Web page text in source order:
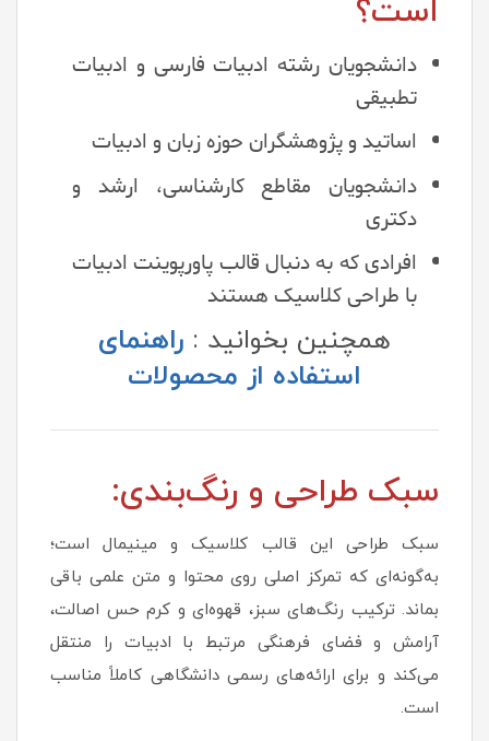
است؟
دانشجویان رشته ادبیات فارسی و ادبیات
تطبیقی
اساتید و پژوهشگران حوزه زبان و ادبیات
دانشجویان مقاطع کارشناسی، ارشد و
دکتری
افرادی که به دنبال قالب پاورپوینت ادبیات
با طراحی کلاسیک هستند
همچنین بخوانید : راهنمای
استفاده از محصولات
سبک طراحی و رنگ‌بندی:
سبک طراحی این قالب کلاسیک و مینیمال است؛
به‌گونه‌ای که تمرکز اصلی روی محتوا و متن علمی باقی
بماند. ترکیب رنگ‌های سبز، قهوه‌ای و کرم حس اصالت،
آرامش و فضای فرهنگی مرتبط با ادبیات را منتقل
می‌کند و برای ارائه‌های رسمی دانشگاهی کاملاً مناسب
است.